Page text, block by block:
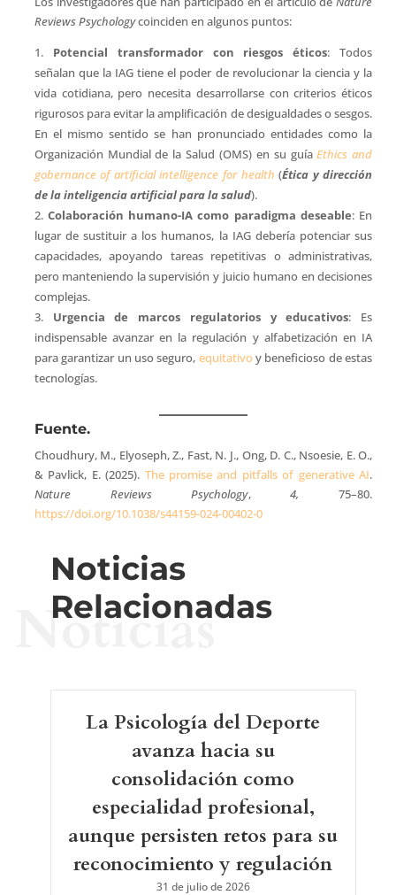
Reviews Psychologycoinciden en algunos puntos:
Potencial transformador con riesgos éticos: Todos
señalan que la IAG tiene el poder de revolucionar la ciencia y la
vida cotidiana, pero necesita desarrollarse con criterios éticos
rigurosos para evitar la amplificación de desigualdades o sesgos.
En el mismo sentido se han pronunciado entidades como la
Organización Mundial de la Salud (OMS) en su guíaEthics and
gobernance of artificial intelligence for health (Ética y dirección
de la inteligencia artificial para la salud).
Colaboración humano-IA como paradigma deseable: En
lugar de sustituir a los humanos, la IAG debería potenciar sus
capacidades, apoyando tareas repetitivas o administrativas,
pero manteniendo la supervisión y juicio humano en decisiones
complejas.
Urgencia de marcos regulatorios y educativos: Es
indispensable avanzar en la regulación y alfabetización en IA
para garantizar un uso seguro, equitativo y beneficioso de estas
tecnologías.
Fuente.
Choudhury, M., Elyoseph, Z., Fast, N. J., Ong, D. C., Nsoesie, E. O.,
& Pavlick, E. (2025). The promise and pitfalls of generative AI.
Nature Reviews Psychology,4, 75–80.
https://doi.org/10.1038/s44159-024-00402-0
Noticias
Relacionadas
Noticias
La Psicología del Deporte
avanza hacia su
consolidación como
especialidad profesional,
aunque persisten retos para su
reconocimiento y regulación
31 de julio de 2026